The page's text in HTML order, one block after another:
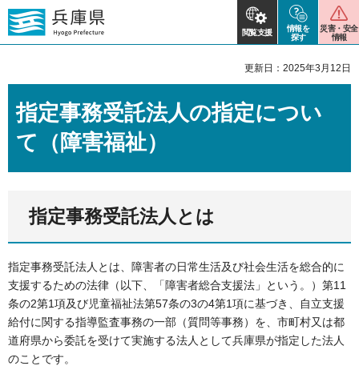
閲覧支援
情報を
探す
災害・安全
情報
更新日：2025年3月12日
指定事務受託法人の指定につい
て（障害福祉）
指定事務受託法人とは
指定事務受託法人とは、障害者の日常生活及び社会生活を総合的に
支援するための法律（以下、「障害者総合支援法」という。）第11
条の2第1項及び児童福祉法第57条の3の4第1項に基づき、自立支援
給付に関する指導監査事務の一部（質問等事務）を、市町村又は都
道府県から委託を受けて実施する法人として兵庫県が指定した法人
のことです。